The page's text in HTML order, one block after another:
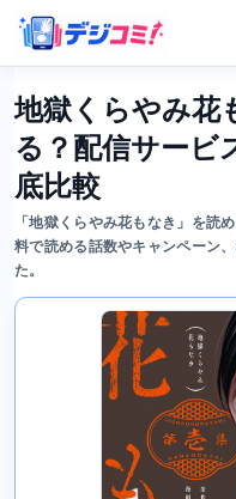
地獄くらやみ花
る？配信サービ
底比較
「地獄くらやみ花もなき」を読
料で読める話数やキャンペーン
た。